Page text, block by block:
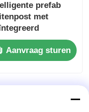
prefab
met
box-uitvoering,
Aanvraag sturen